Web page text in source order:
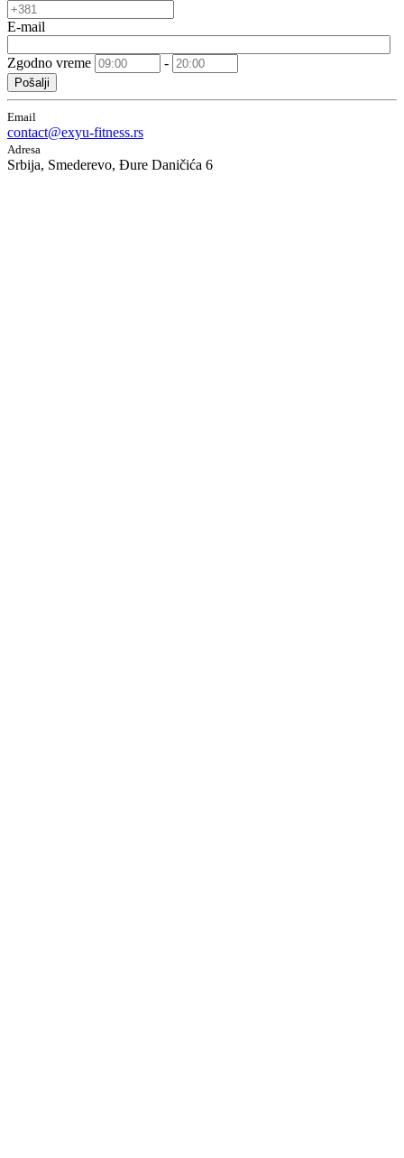
E-mail
Zgodno vreme -
Pošalji
Email
contact@exyu-fitness.rs
Adresa
Srbija, Smederevo, Đure Daničića 6